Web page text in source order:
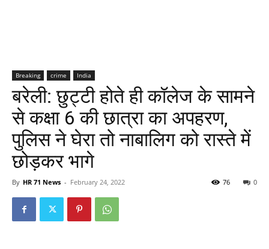
Breaking crime India
बरेली: छुट्टी होते ही कॉलेज के सामने
से कक्षा 6 की छात्रा का अपहरण,
पुलिस ने घेरा तो नाबालिग को रास्ते में
छोड़कर भागे
By HR 71 News - February 24, 2022 0
76